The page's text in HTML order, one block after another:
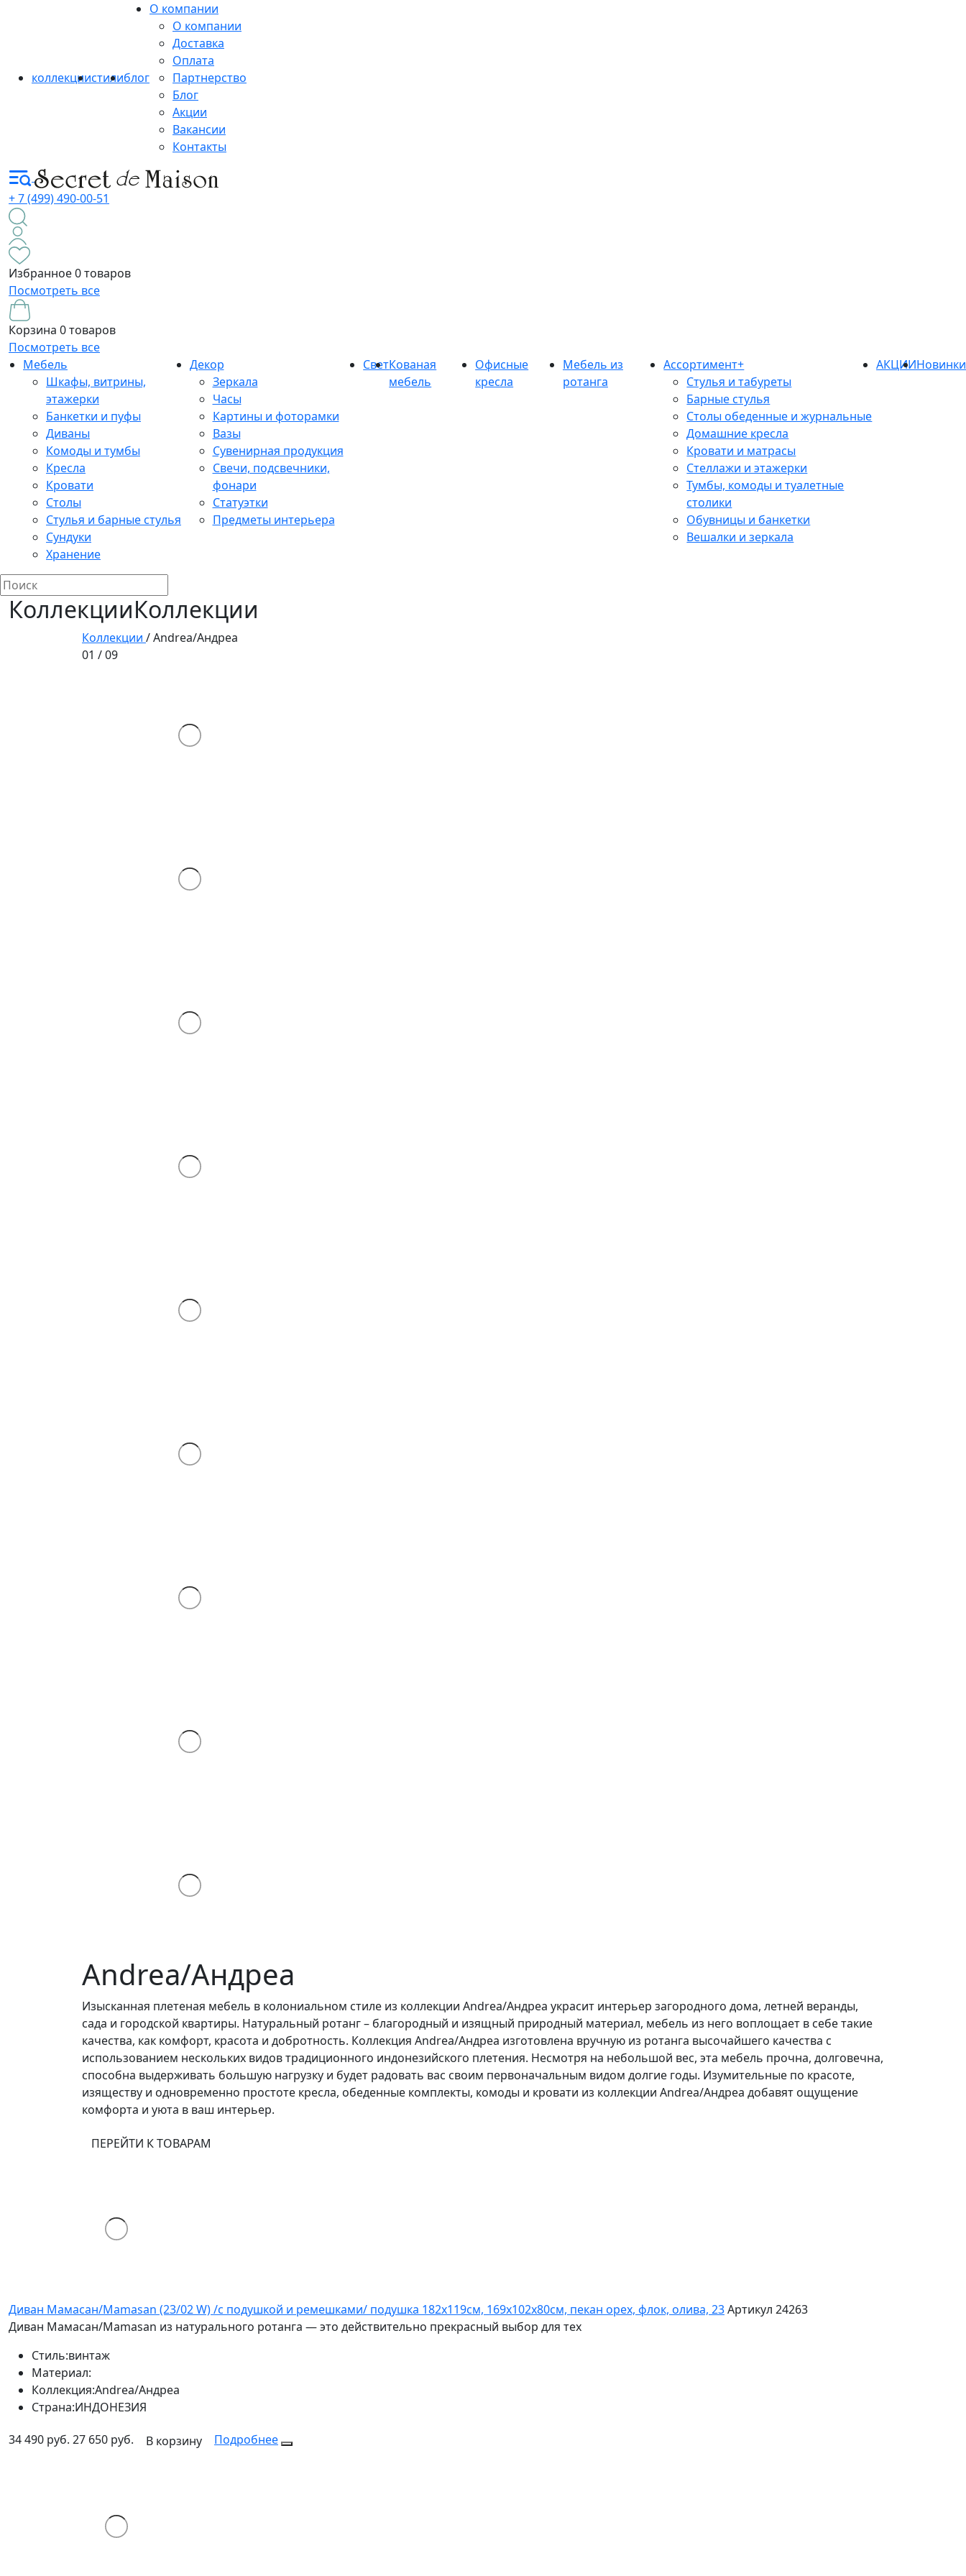
коллекциистилиблог
О компании
О компании
Доставка
Оплата
Партнерство
Блог
Акции
Вакансии
Контакты
+ 7 (499) 490-00-51
Избранное0 товаров
Посмотреть все
Корзина 0 товаров
Посмотреть все
Мебель
Шкафы, витрины,
этажерки
Банкетки и пуфы
Диваны
Комоды и тумбы
Кресла
Кровати
Столы
Стулья и барные стулья
Сундуки
Хранение
Декор
Зеркала
Часы
Картины и фоторамки
Вазы
Сувенирная продукция
Свечи, подсвечники,
фонари
Статуэтки
Предметы интерьера
СветКованая
мебель
Офисные
кресла
Мебель из
ротанга
Ассортимент+
Стулья и табуреты
Барные стулья
Столы обеденные и журнальные
Домашние кресла
Кровати и матрасы
Стеллажи и этажерки
Тумбы, комоды и туалетные
столики
Обувницы и банкетки
Вешалки и зеркала
АКЦИИНовинки
КоллекцииКоллекции
Коллекции /Andrea/Андреа
01 /09
Andrea/Андреа
Изысканная плетеная мебель в колониальном стиле из коллекции Andrea/Андреа украсит интерьер загородного дома, летней веранды,
сада и городской квартиры. Натуральный ротанг – благородный и изящный природный материал, мебель из него воплощает в себе такие
качества, как комфорт, красота и добротность. Коллекция Andrea/Андреа изготовлена вручную из ротанга высочайшего качества с
использованием нескольких видов традиционного индонезийского плетения. Несмотря на небольшой вес, эта мебель прочна, долговечна,
способна выдерживать большую нагрузку и будет радовать вас своим первоначальным видом долгие годы. Изумительные по красоте,
изяществу и одновременно простоте кресла, обеденные комплекты, комоды и кровати из коллекции Andrea/Андреа добавят ощущение
комфорта и уюта в ваш интерьер.
ПЕРЕЙТИ К ТОВАРАМ
Диван Мамасан/Mamasan (23/02 W) /с подушкой и ремешками/ подушка 182х119см, 169х102х80см, пекан орех, флок, олива, 23Артикул 24263
Диван Мамасан/Mamasan из натурального ротанга — это действительно прекрасный выбор для тех
Стиль:винтаж
Материал:
Коллекция:Andrea/Андреа
Страна:ИНДОНЕЗИЯ
34 490 руб. 27 650 руб. В корзину Подробнее